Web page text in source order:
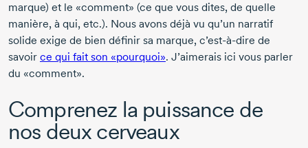
marque) et le «comment» (ce que vous dites, de quelle
manière, à qui, etc.). Nous avons déjà vu qu’un narratif
solide exige de bien définir sa marque, c’est-à-dire de
savoir ce qui fait son «pourquoi». J’aimerais ici vous parler
du «comment».
Comprenez la puissance de
nos deux cerveaux